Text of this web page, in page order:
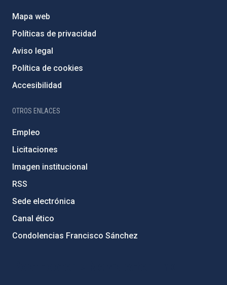
Mapa web
Políticas de privacidad
Aviso legal
Política de cookies
Accesibilidad
OTROS ENLACES
Empleo
Licitaciones
Imagen institucional
RSS
Sede electrónica
Canal ético
Condolencias Francisco Sánchez